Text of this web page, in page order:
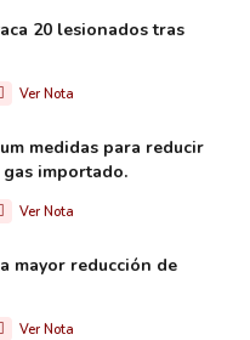
20 lesionados tras
Ver Nota
medidas para reducir
importado.
Ver Nota
mayor reducción de
Ver Nota